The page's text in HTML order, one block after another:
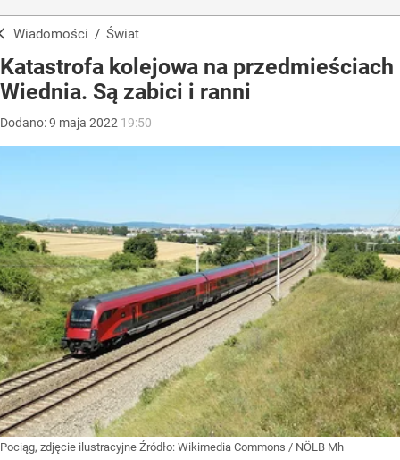
Wiadomości / Świat
Katastrofa kolejowa na przedmieściach
Wiednia. Są zabici i ranni
Dodano:9 maja 2022 19:50
Pociąg, zdjęcie ilustracyjne Źródło: Wikimedia Commons / NÖLB Mh